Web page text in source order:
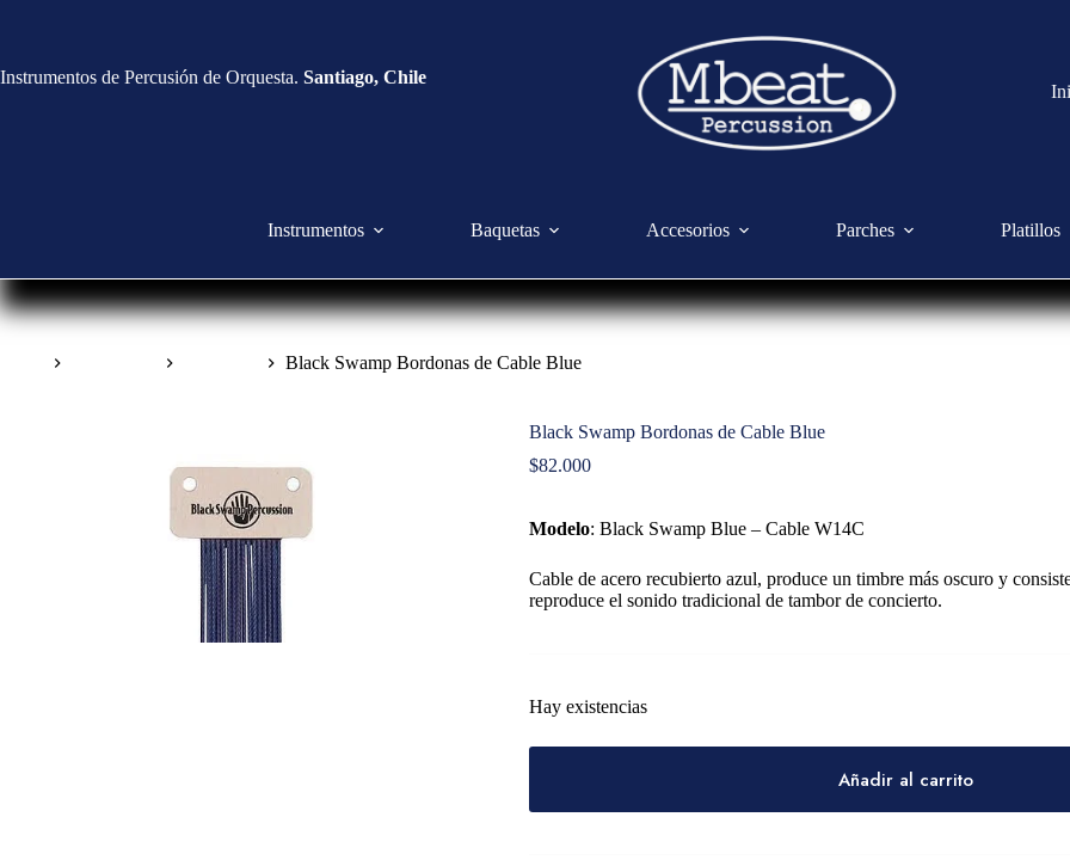
Instrumentos de Percusión de Orquesta. Santiago, Chile
Instrumentos Baquetas Accesorios Parches Platillos
Black Swamp Bordonas de Cable Blue
Black Swamp Bordonas de Cable Blue
$82.000
Modelo: Black Swamp Blue – Cable W14C
Cable de acero recubierto azul, produce un timbre más oscuro y
reproduce el sonido tradicional de tambor de concierto.
Hay existencias
Añadir al carrito